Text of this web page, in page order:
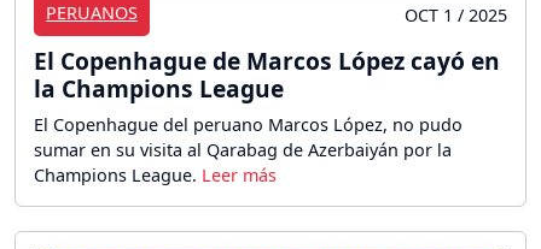
PERUANOS OCT 1 / 2025
El Copenhague de Marcos López cayó en
la Champions League
El Copenhague del peruano Marcos López, no pudo
sumar en su visita al Qarabag de Azerbaiyán por la
Champions League.